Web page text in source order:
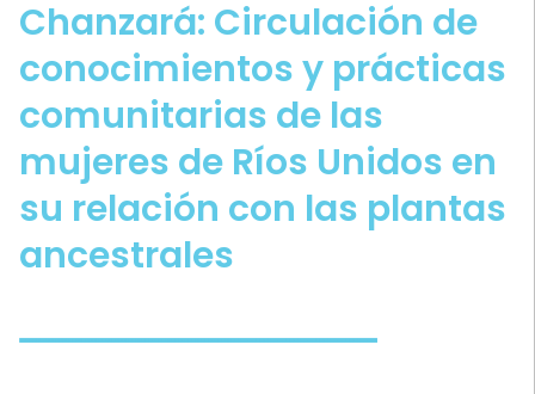
Chanzará: Circulación de
conocimientos y prácticas
comunitarias de las
mujeres de Ríos Unidos en
su relación con las plantas
ancestrales